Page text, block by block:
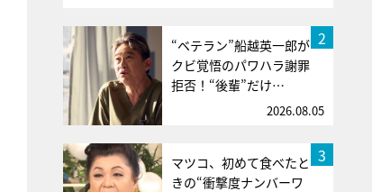
2
“ベテラン”船越英一郎が
クビ覚悟のパワハラ謝罪
拒否！“後輩”だけ…
2026.08.05
3
マツコ、初めて食べたと
きの“衝撃度ナンバーワ